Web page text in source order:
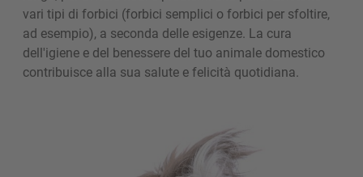
vari tipi di forbici (forbici semplici o forbici per sfoltire,
ad esempio), a seconda delle esigenze. La cura
dell'igiene e del benessere del tuo animale domestico
contribuisce alla sua salute e felicità quotidiana.